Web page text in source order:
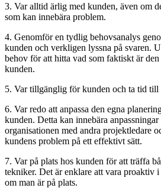
3. Var alltid ärlig med kunden, även om
som kan innebära problem.
4. Genomför en tydlig behovsanalys
kunden och verkligen lyssna på svaren.
behov för att hitta vad som faktiskt är
kunden.
5. Var tillgänglig för kunden och ta tid till
6. Var redo att anpassa den egna
kunden. Detta kan innebära
organisationen med andra projektledare
kundens problem på ett effektivt sätt.
7. Var på plats hos kunden för att träffa
tekniker. Det är enklare att vara proaktiv
om man är på plats.